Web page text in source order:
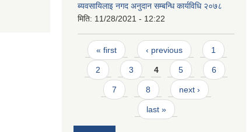
ब्यवसायिलाइ नगद अनुदान सम्बन्धि कार्यविधि २०७८
मिति: 11/28/2021 - 12:22
Pages
« first ‹ previous 1
2 3 4 5 6
7 8 next ›
last »